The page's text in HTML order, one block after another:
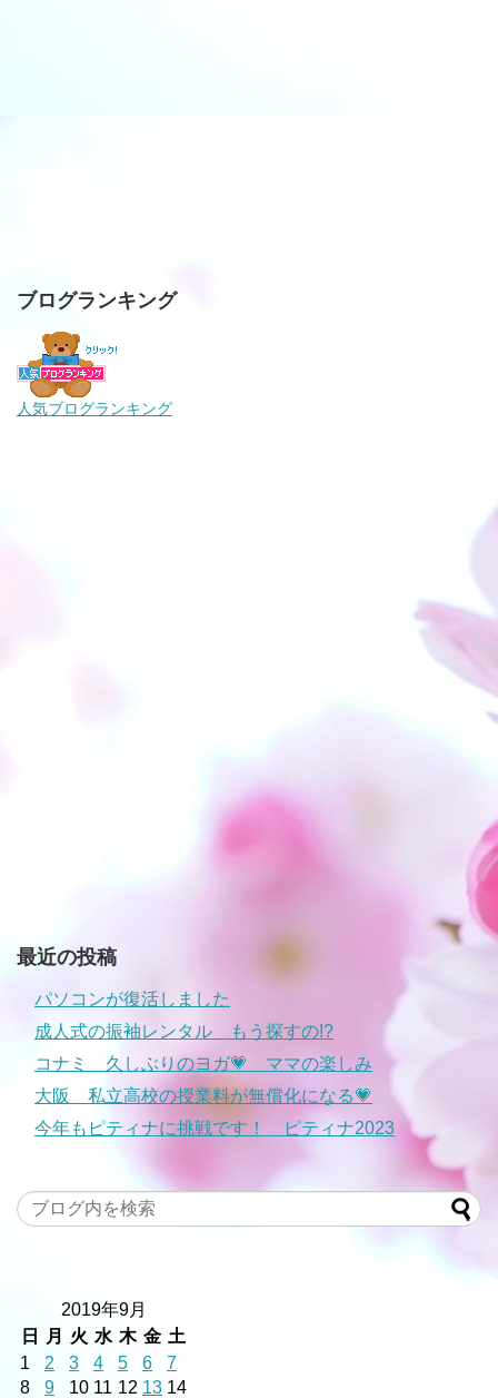
ブログランキング
人気ブログランキング
最近の投稿
パソコンが復活しました
成人式の振袖レンタル もう探すの!?
コナミ 久しぶりのヨガ💗 ママの楽しみ
大阪 私立高校の授業料が無償化になる💗
今年もピティナに挑戦です！ ピティナ2023
2019年9月
日
月 火 水 木 金 土
1
2 3 4 5 6
7
8
9 10 11 12 13 14